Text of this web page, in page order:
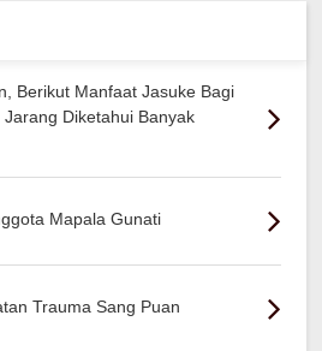
Berikut Manfaat Jasuke Bagi
Diketahui Banyak
Mapala Gunati
Trauma Sang Puan